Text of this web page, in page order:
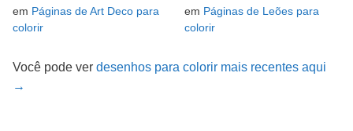
em Páginas de Art Deco para
colorir
em Páginas de Leões para
colorir
Você pode ver desenhos para colorir mais recentes aqui
→